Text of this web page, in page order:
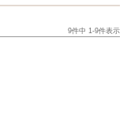
9件中 1-9件表示